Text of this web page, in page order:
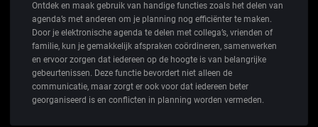
Ontdek en maak gebruik van handige functies zoals het delen van
agenda’s met anderen om je planning nog efficiënter te maken.
Door je elektronische agenda te delen met collega’s, vrienden of
familie, kun je gemakkelijk afspraken coördineren, samenwerken
en ervoor zorgen dat iedereen op de hoogte is van belangrijke
gebeurtenissen. Deze functie bevordert niet alleen de
communicatie, maar zorgt er ook voor dat iedereen beter
georganiseerd is en conflicten in planning worden vermeden.